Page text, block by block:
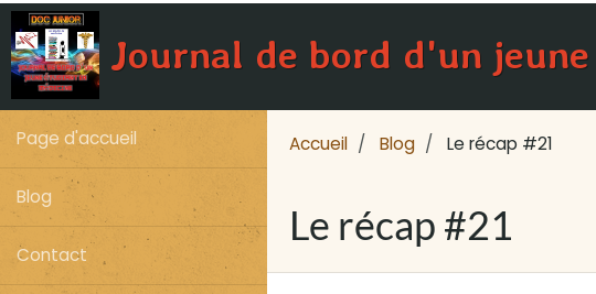
Journal de bord d'un
Page d'accueil
Blog
Contact
Accueil Blog Le récap #21
Le récap #21